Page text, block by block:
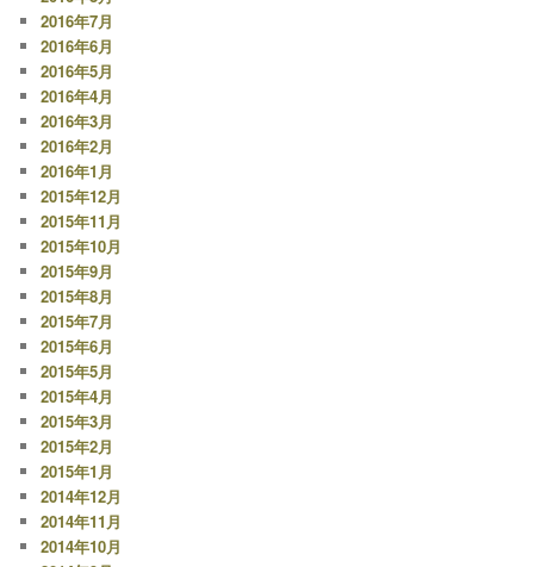
2016年7月
2016年6月
2016年5月
2016年4月
2016年3月
2016年2月
2016年1月
2015年12月
2015年11月
2015年10月
2015年9月
2015年8月
2015年7月
2015年6月
2015年5月
2015年4月
2015年3月
2015年2月
2015年1月
2014年12月
2014年11月
2014年10月